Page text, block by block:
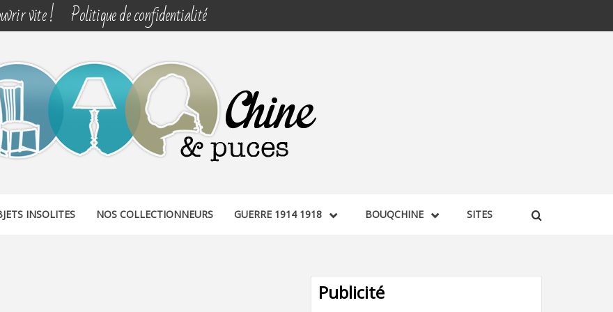
vite ! Politique de confidentialité
PUCES
INSOLITES NOS COLLECTIONNEURS GUERRE 1914 1918 BOUQCHINE SITES
Publicité